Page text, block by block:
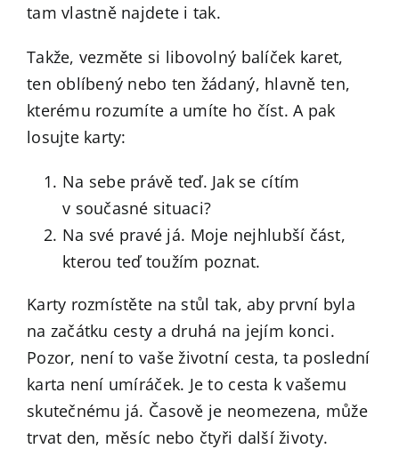
tam vlastně najdete i tak.
Takže, vezměte si libovolný balíček karet,
ten oblíbený nebo ten žádaný, hlavně ten,
kterému rozumíte a umíte ho číst. A pak
losujte karty:
Na sebe právě teď. Jak se cítím
v současné situaci?
Na své pravé já. Moje nejhlubší část,
kterou teď toužím poznat.
Karty rozmístěte na stůl tak, aby první byla
na začátku cesty a druhá na jejím konci.
Pozor, není to vaše životní cesta, ta poslední
karta není umíráček. Je to cesta k vašemu
skutečnému já. Časově je neomezena, může
trvat den, měsíc nebo čtyři další životy.